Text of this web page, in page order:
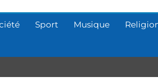
Sport Musique